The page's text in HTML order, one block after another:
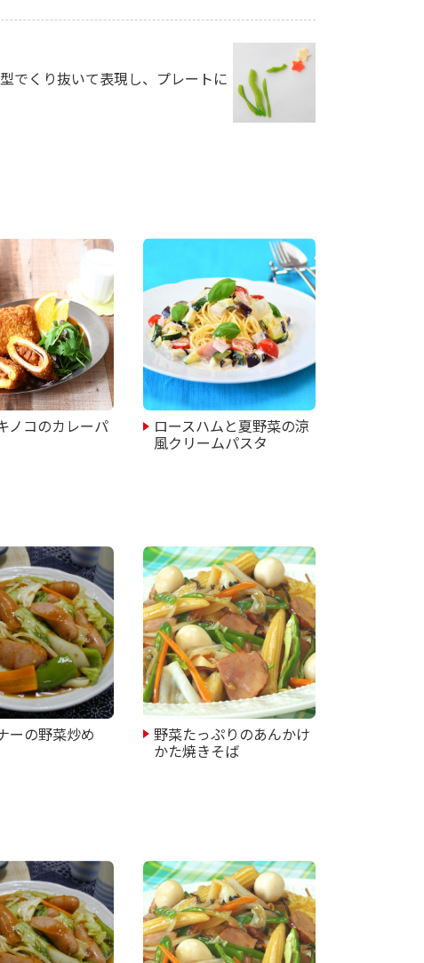
でくり抜いて表現し、プレートに
ノコのカレーパ ロースハムと夏野菜の涼
風クリームパスタ
ーの野菜炒め 野菜たっぷりのあんかけ
かた焼きそば